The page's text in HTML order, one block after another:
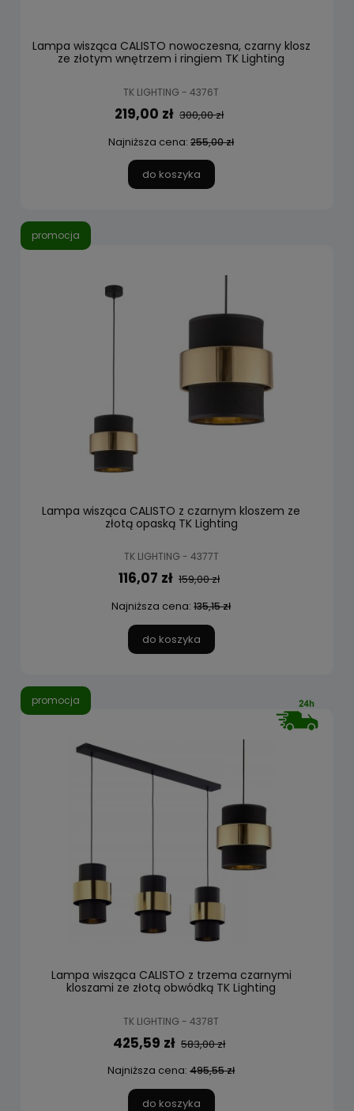
Lampa wisząca CALISTO nowoczesna, czarny klosz
ze złotym wnętrzem i ringiem TK Lighting
TK LIGHTING - 4376T
219,00 zł 300,00 zł
Najniższa cena: 255,00 zł
do koszyka
Lampa wisząca CALISTO z czarnym kloszem ze
złotą opaską TK Lighting
TK LIGHTING - 4377T
116,07 zł 159,00 zł
Najniższa cena: 135,15 zł
do koszyka
promocja
Lampa wisząca CALISTO z trzema czarnymi
kloszami ze złotą obwódką TK Lighting
TK LIGHTING - 4378T
425,59 zł 583,00 zł
Najniższa cena: 495,55 zł
do koszyka
promocja